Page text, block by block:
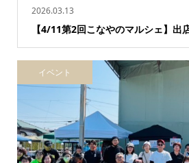
2026.03.13
【4/11第2回こなやのマルシェ】出
イベント